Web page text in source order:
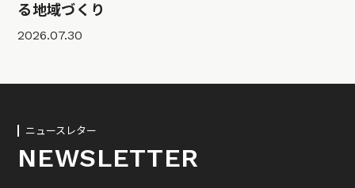
る地域づくり
2026.07.30
ニュースレター
NEWSLETTER